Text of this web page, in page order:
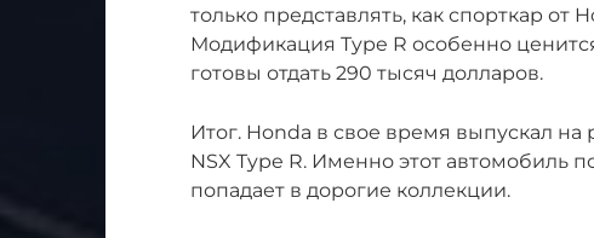
только представлять, как спорткар от
Модификация Type R особенно
готовы отдать 290 тысяч долларов.
Итог. Honda в свое время выпускал
NSX Type R. Именно этот автомобиль
попадает в дорогие коллекции.